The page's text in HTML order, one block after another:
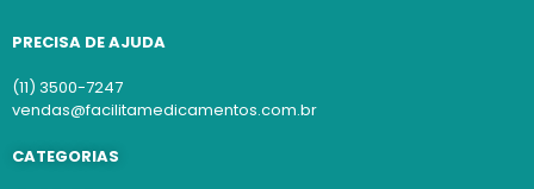
PRECISA DE AJUDA
(11) 3500-7247
vendas@facilitamedicamentos.com.br
CATEGORIAS